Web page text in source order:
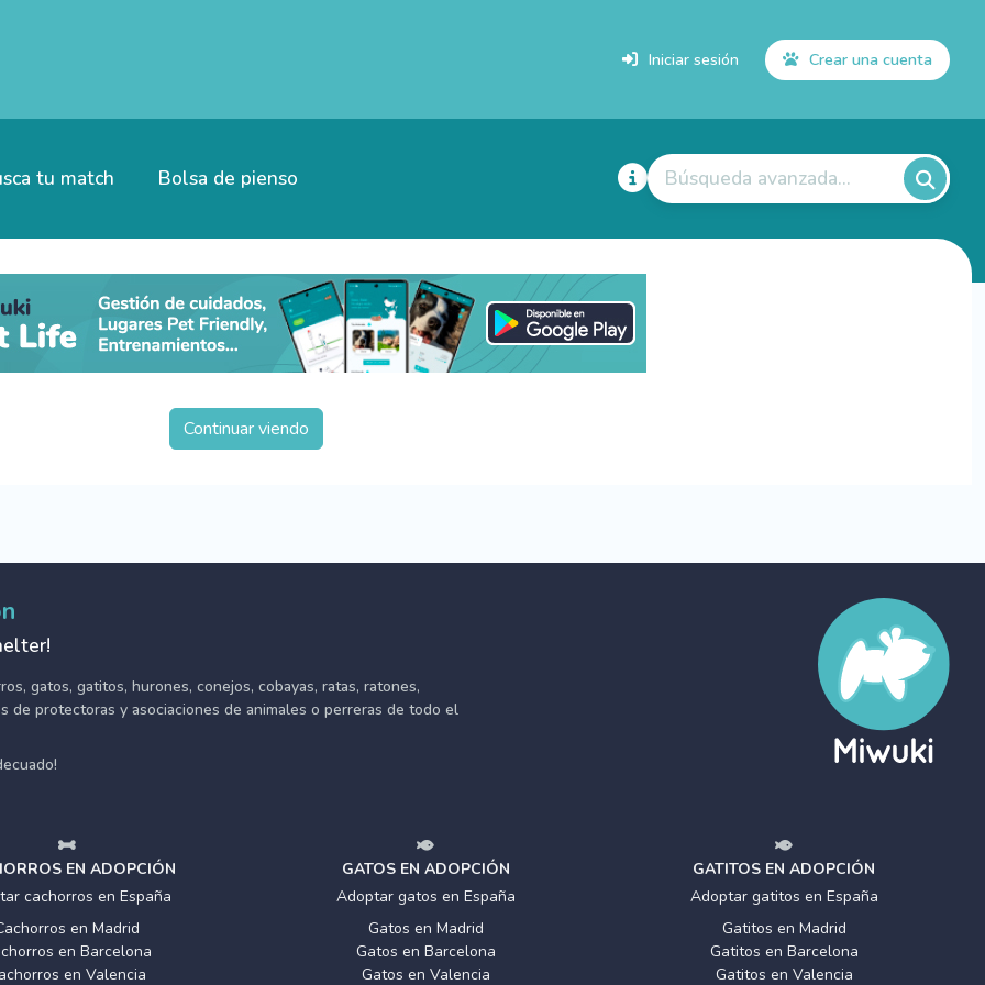
Iniciar sesión Crear una cuenta
tu match Bolsa de pienso Búsqueda avanzada...
Continuar viendo
gatos, gatitos, hurones, conejos, cobayas, ratas, ratones,
de protectoras y asociaciones de animales o perreras de todo el
EN ADOPCIÓN
cachorros en España
en Madrid
en Barcelona
en Valencia
GATOS EN ADOPCIÓN
Adoptar gatos en España
Gatos en Madrid
Gatos en Barcelona
Gatos en Valencia
GATITOS EN ADOPCIÓN
Adoptar gatitos en España
Gatitos en Madrid
Gatitos en Barcelona
Gatitos en Valencia